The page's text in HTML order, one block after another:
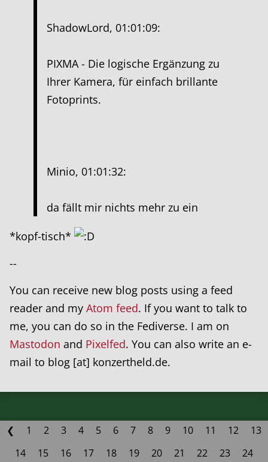
ShadowLord, 01:01:09:
PIXMA - Die logische Ergänzung zu
Ihrer Kamera, für einfach brillante
Fotoprints.
Minio, 01:01:32:
da fällt mir nichts mehr zu ein
*kopf-tisch*
--
You can receive new blog posts using a feed
reader and my Atom feed. If you want to talk to
me, you can do so in the Fediverse. I am on
Mastodon and Pixelfed. You can also write an e-
mail to blog [at] konzertheld.de.
❮ 1 2 3 4 5 6 7 8 9 10 11 12
13
14
15 16 17 18 19 20 21 22 23
24